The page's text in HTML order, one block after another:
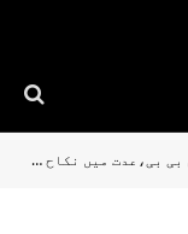
نکاح کا کیس خارج کرنے کے لیے اسلام آباد ہائیکورٹ میں درخواست